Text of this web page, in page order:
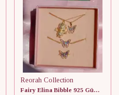
Reorah Collection
Fairy Elina Bibble 925 Gümüş Kolye, Bileklik ve Yüzük Set